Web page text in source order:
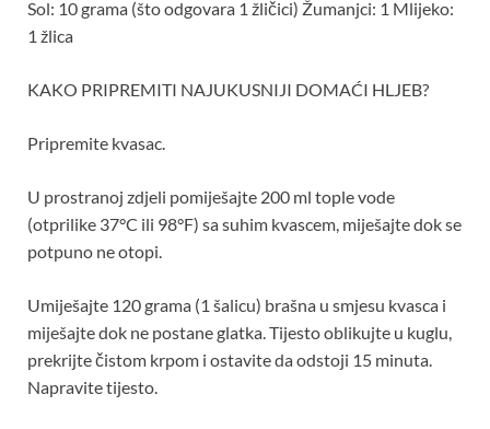
Sol: 10 grama (što odgovara 1 žličici) Žumanjci: 1 Mlijeko:
1 žlica
KAKO PRIPREMITI NAJUKUSNIJI DOMAĆI HLJEB?
Pripremite kvasac.
U prostranoj zdjeli pomiješajte 200 ml tople vode
(otprilike 37°C ili 98°F) sa suhim kvascem, miješajte dok se
potpuno ne otopi.
Umiješajte 120 grama (1 šalicu) brašna u smjesu kvasca i
miješajte dok ne postane glatka. Tijesto oblikujte u kuglu,
prekrijte čistom krpom i ostavite da odstoji 15 minuta.
Napravite tijesto.